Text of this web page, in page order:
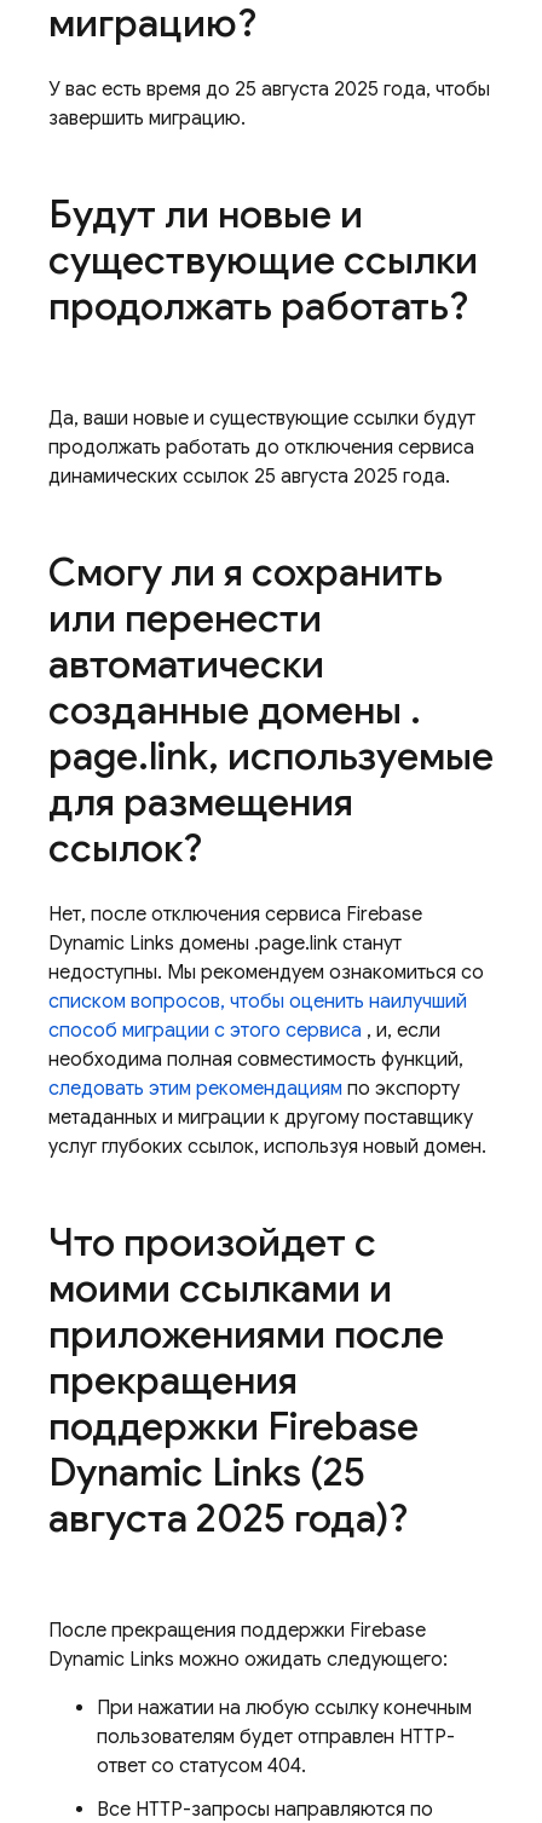
миграцию?
У вас есть время до 25 августа 2025 года, чтобы
завершить миграцию.
Будут ли новые и
существующие ссылки
продолжать работать?
Да, ваши новые и существующие ссылки будут
продолжать работать до отключения сервиса
динамических ссылок 25 августа 2025 года.
Смогу ли я сохранить
или перенести
автоматически
созданные домены .
page.link, используемые
для размещения
ссылок?
Нет, после отключения сервиса Firebase
Dynamic Links домены .page.link станут
недоступны. Мы рекомендуем ознакомиться со
списком вопросов, чтобы оценить наилучший
способ миграции с этого сервиса , и, если
необходима полная совместимость функций,
следовать этим рекомендациям по экспорту
метаданных и миграции к другому поставщику
услуг глубоких ссылок, используя новый домен.
Что произойдет с
моими ссылками и
приложениями после
прекращения
поддержки Firebase
Dynamic Links (25
августа 2025 года)?
После прекращения поддержки Firebase
Dynamic Links можно ожидать следующего:
При нажатии на любую ссылку конечным
пользователям будет отправлен HTTP-
ответ со статусом 404.
Все HTTP-запросы направляются по